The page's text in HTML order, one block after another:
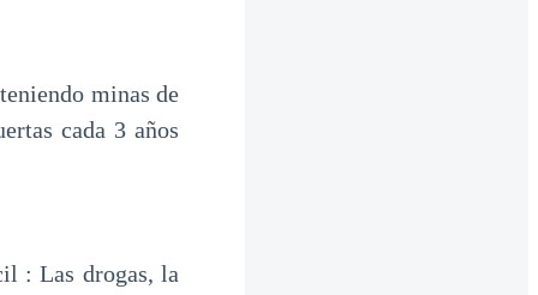
minas de
cada 3 años
: Las drogas, la